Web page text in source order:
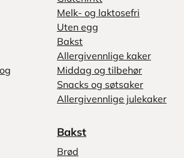
Melk- og laktosefri
Uten egg
Bakst
Allergivennlige kaker
Middag og tilbehør
Snacks og søtsaker
Allergivennlige julekaker
Bakst
Brød